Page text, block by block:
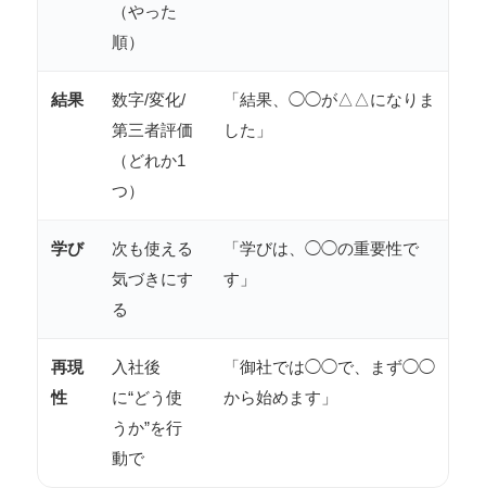
（やった
順）
結果
数字/変化/
第三者評価
（どれか1
つ）
「結果、◯◯が△△になりま
した」
学び
次も使える
気づきにす
る
「学びは、◯◯の重要性で
す」
再現
性
入社後
に“どう使
うか”を行
動で
「御社では◯◯で、まず◯◯
から始めます」